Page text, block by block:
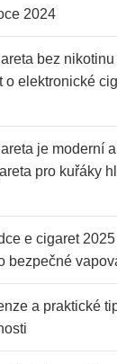
2024
bez
o elektronické
je moderní
pro kuřáky
e cigaret
bezpečné
a praktické